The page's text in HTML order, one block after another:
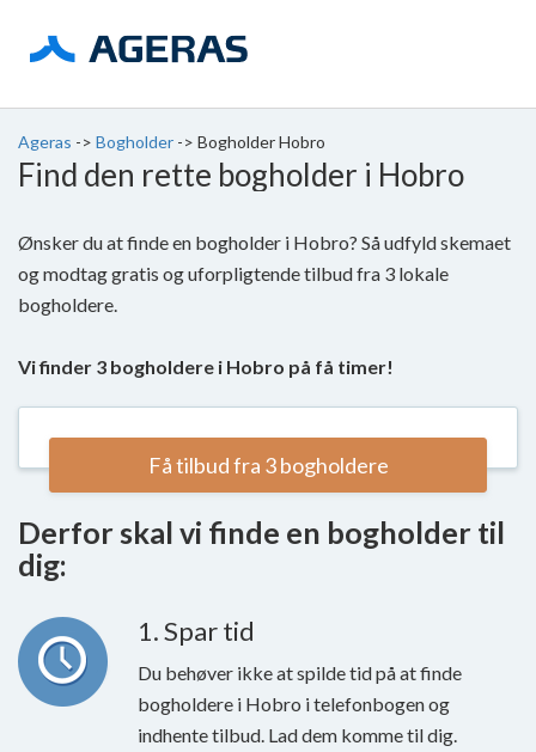
Ageras -> Bogholder -> Bogholder Hobro
Find den rette bogholder i Hobro
Ønsker du at finde en bogholder i Hobro? Så udfyld skemaet
og modtag gratis og uforpligtende tilbud fra 3 lokale
bogholdere.
Vi finder 3 bogholdere i Hobro på få timer!
Få tilbud fra 3 bogholdere
Derfor skal vi finde en bogholder til
dig:
1. Spar tid
Du behøver ikke at spilde tid på at finde
bogholdere i Hobro i telefonbogen og
indhente tilbud. Lad dem komme til dig.